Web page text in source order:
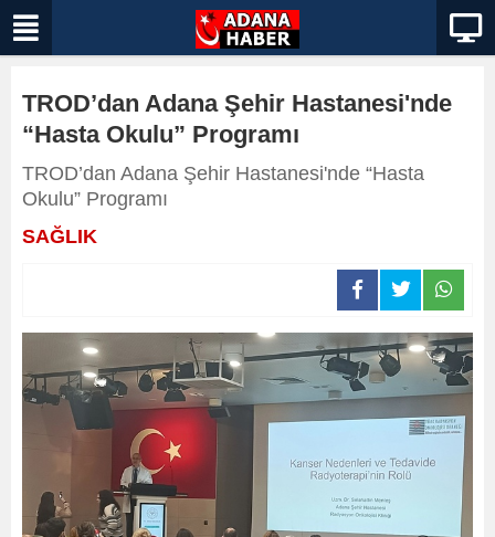
TROD’dan Adana Şehir Hastanesi'nde
“Hasta Okulu” Programı
TROD’dan Adana Şehir Hastanesi'nde “Hasta
Okulu” Programı
SAĞLIK